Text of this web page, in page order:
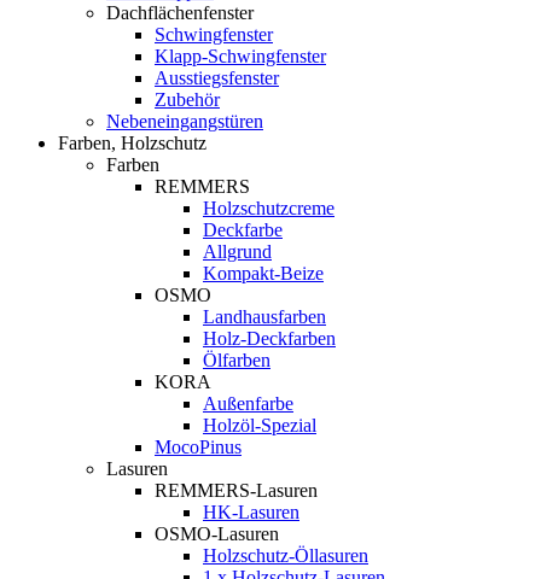
Dachflächenfenster
Schwingfenster
Klapp-Schwingfenster
Ausstiegsfenster
Zubehör
Nebeneingangstüren
Farben, Holzschutz
Farben
REMMERS
Holzschutzcreme
Deckfarbe
Allgrund
Kompakt-Beize
OSMO
Landhausfarben
Holz-Deckfarben
Ölfarben
KORA
Außenfarbe
Holzöl-Spezial
MocoPinus
Lasuren
REMMERS-Lasuren
HK-Lasuren
OSMO-Lasuren
Holzschutz-Öllasuren